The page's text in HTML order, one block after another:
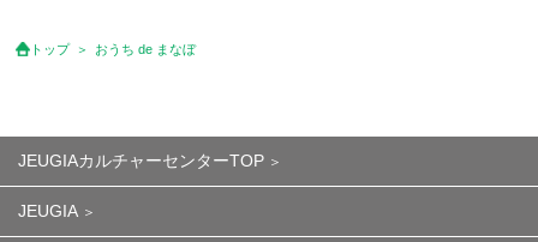
トップ おうち de まなぼ
JEUGIAカルチャーセンターTOP
JEUGIA